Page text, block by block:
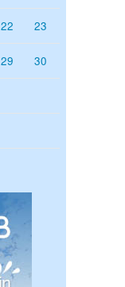
22 23
29 30